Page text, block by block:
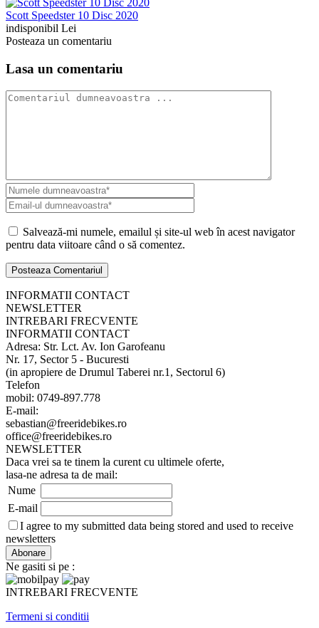
Scott Speedster 10 Disc 2020
indisponibil Lei
Posteaza un comentariu
Lasa un comentariu
Salvează-mi numele, emailul și site-ul web în acest navigator
pentru data viitoare când o să comentez.
INFORMATII CONTACT
NEWSLETTER
INTREBARI FRECVENTE
INFORMATII CONTACT
Adresa: Str. Lct. Av. Ion Garofeanu
Nr. 17, Sector 5 - Bucuresti
(in apropiere de Drumul Taberei nr.1, Sectorul 6)
Telefon
mobil: 0749-897.778
E-mail:
sebastian@freeridebikes.ro
office@freeridebikes.ro
NEWSLETTER
Daca vrei sa te tinem la curent cu ultimele oferte,
lasa-ne adresa ta de mail:
Nume
E-mail
I agree to my submitted data being stored and used to receive
newsletters
Ne gasiti si pe :
INTREBARI FRECVENTE
Termeni si conditii